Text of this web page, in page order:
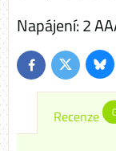
Napájení: 2
FacebookTwitter
Recenze